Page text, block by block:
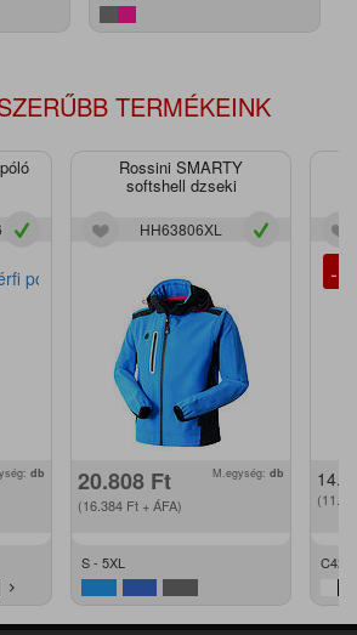
TERMÉKEINK
db
Rossini SMARTY
softshell dzseki
HH63806XL
20.808 Ft
(16.384 Ft + ÁFA)
M.egység: db
S - 5XL
-
C42 -